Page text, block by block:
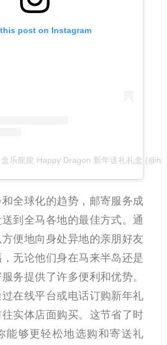
post on Instagram
乐龍龍 Happy Dragon 新年送礼礼盒
到全马各地的最佳方式。通
便地向身处异地的亲朋好友
无论他们身在马来半岛还是
务提供了许多便利和优势。
在线平台或电话订购新年礼
实体店面购买。这节省了时
能够更轻松地选购和寄送礼